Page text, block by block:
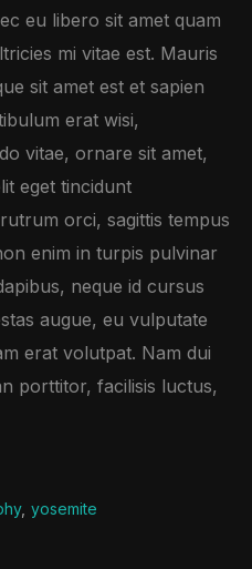
eu libero sit amet quam
mi vitae est. Mauris
sit amet est et sapien
erat wisi,
vitae, ornare sit amet,
eget tincidunt
orci, sagittis tempus
enim in turpis pulvinar
neque id cursus
augue, eu vulputate
erat volutpat. Nam dui
porttitor, facilisis luctus,
, yosemite